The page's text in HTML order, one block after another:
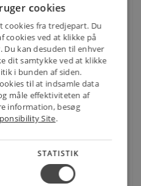
(tyristor)
2000VA, hvad enten
230V halogen,
via konventionelle
eller en kombination
ikke særlig velegnet til
styres via 230V AC
AC/DC (SELV)
2000 kan alternativt
cookies
cookies fra tredjepart. Du
cookies ved at klikke på
Du kan desuden til enhver
dit samtykke ved at klikke
i bunden af siden.
til at indsamle data
måle effektiviteten af
information, besøg
Site.
STATISTIK